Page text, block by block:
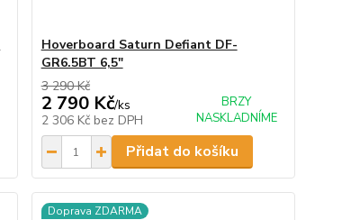
Hoverboard Saturn Defiant DF-
GR6.5BT 6,5"
3 290 Kč
2 790 Kč/ks
2 306 Kč bez DPH
BRZY
NASKLADNÍME
Přidat do košíku
Doprava ZDARMA